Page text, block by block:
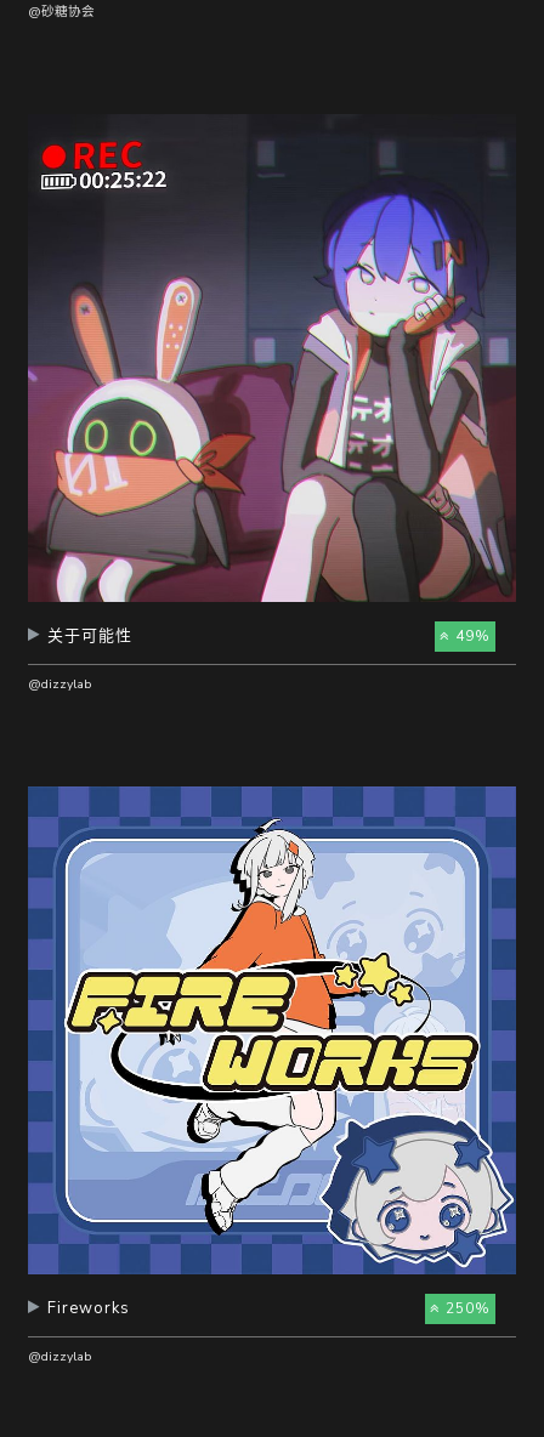
@砂糖协会
49%
关于可能性
@dizzylab
250%
Fireworks
@dizzylab